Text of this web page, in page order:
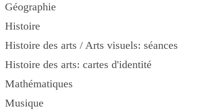
Géographie
Histoire
Histoire des arts / Arts visuels: séances
Histoire des arts: cartes d'identité
Mathématiques
Musique